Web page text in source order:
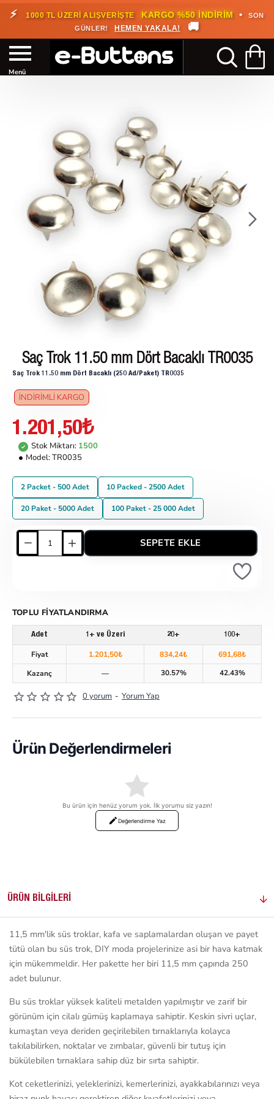
⚡ 1000 TL ÜZERİ ALIŞVERİŞTE KARGO %50 İNDİRİM •
SON
GÜNLER!
HEMEN YAKALA! 🚚
Saç Trok 11.50 mm Dört Bacaklı TR0035
Saç Trok 11.50 mm Dört Bacaklı (250 Ad/Paket) TR0035
İNDIRIMLI KARGO
0 yorum - Yorum Yap
1.201,50₺
Stok Miktarı: 1500
Model:TR0035
2 Packet - 500 Adet 10 Packed - 2500 Adet
20 Paket - 5000 Adet 100 Paket - 25 000 Adet
SEPETE EKLE
TOPLU FIYATLANDIRMA
Adet 1+ ve Üzeri 20+ 100+
Fiyat 1.201,50₺ 834,24₺
691,68₺
Kazanç
— 30.57% 42.43%
Ürün Değerlendirmeleri
Bu ürün için henüz yorum yok. İlk yorumu siz yazın!
Değerlendirme Yaz
ÜRÜN BILGILERI
11,5 mm'lik süs troklar, kafa ve saplamalardan oluşan ve payet
tütü olan bu süs trok, DIY moda projelerinize asi bir hava katmak
için mükemmeldir. Her pakette her biri 11,5 mm çapında 250
adet bulunur.
Bu süs troklar yüksek kaliteli metalden yapılmıştır ve zarif bir
görünüm için cilalı gümüş kaplamaya sahiptir. Keskin sivri uçlar,
kumaştan veya deriden geçirilebilen tırnaklarıyla kolayca
takılabilirken, noktalar ve zımbalar, güvenli bir tutuş için
bükülebilen tırnaklara sahip düz bir sırta sahiptir.
Kot ceketlerinizi, yeleklerinizi, kemerlerinizi, ayakkabılarınızı veya